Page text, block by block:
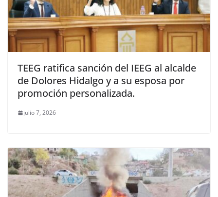
TEEG ratifica sanción del IEEG al alcalde
de Dolores Hidalgo y a su esposa por
promoción personalizada.
julio 7, 2026